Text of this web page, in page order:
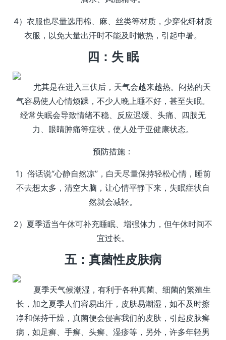
4）衣服也尽量选用棉、麻、丝类等材质，少穿化纤材质
衣服，以免大量出汗时不能及时散热，引起中暑。
四：失 眠
尤其是在进入三伏后，天气会越来越热。闷热的天
气容易使人心情烦躁，不少人晚上睡不好，甚至失眠。
经常失眠会导致情绪不稳、反应迟缓、头痛、四肢无
力、眼睛肿痛等症状，使人处于亚健康状态。
预防措施：
1）俗话说“心静自然凉”，白天尽量保持轻松心情，睡前
不去想太多，清空大脑，让心情平静下来，失眠症状自
然就会减轻。
2）夏季适当午休可补充睡眠、增强体力，但午休时间不
宜过长。
五：真菌性皮肤病
夏季天气候潮湿，有利于各种真菌、细菌的繁殖生
长，加之夏季人们容易出汗，皮肤易潮湿，如不及时擦
净和保持干燥，真菌便会侵害我们的皮肤，引起皮肤癣
病，如足癣、手癣、头癣、湿疹等，另外，许多年轻男